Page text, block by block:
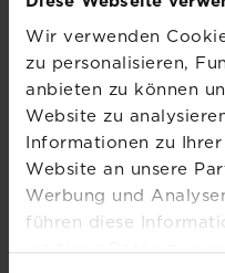
Wir verwenden
zu personalisieren,
anbieten zu können
Website zu
Informationen zu
Website an unsere
Werbung und
führen diese
weiteren Daten
+49 6131
Evergreen
GmbH
Am Brand 41
55116 Mainz